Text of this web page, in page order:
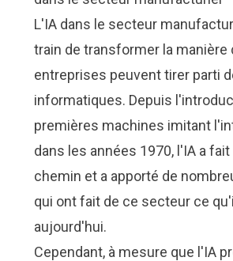
L'IA dans le secteur
train de transformer la manière
entreprises peuvent tirer parti
informatiques. Depuis
premières machines imitant
dans les années 1970, l'IA a
chemin et a apporté de
qui ont fait de ce secteur ce
aujourd'hui.
Cependant, à mesure que l'IA